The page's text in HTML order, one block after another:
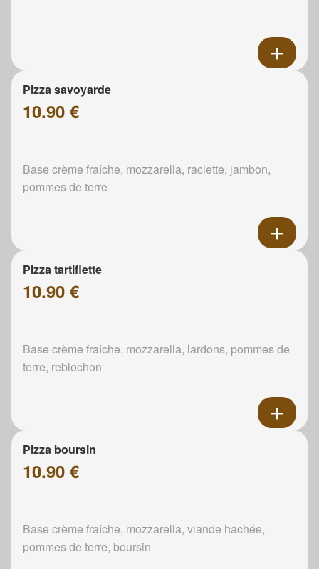
Pizza savoyarde
10.90 €
Base crème fraîche, mozzarella, raclette, jambon,
pommes de terre
Pizza tartiflette
10.90 €
Base crème fraîche, mozzarella, lardons, pommes de
terre, reblochon
Pizza boursin
10.90 €
Base crème fraîche, mozzarella, viande hachée,
pommes de terre, boursin